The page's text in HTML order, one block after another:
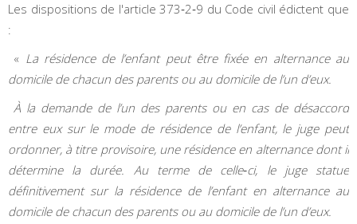
Les dispositions de l'article 373‑2‑9 du Code civil édictent que
:
« La résidence de l’enfant peut être fixée en alternance au
domicile de chacun des parents ou au domicile de l’un d’eux.
À la demande de l’un des parents ou en cas de désaccord
entre eux sur le mode de résidence de l’enfant, le juge peut
ordonner, à titre provisoire, une résidence en alternance dont il
détermine la durée. Au terme de celle‑ci, le juge statue
définitivement sur la résidence de l’enfant en alternance au
domicile de chacun des parents ou au domicile de l’un d’eux.